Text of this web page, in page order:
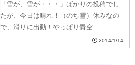
「雪が、雪が・・・」ばかりの投稿でし
たが、今日は晴れ！（のち雪）休みなの
で、滑りに出動！やっぱり青空…
2014/1/14